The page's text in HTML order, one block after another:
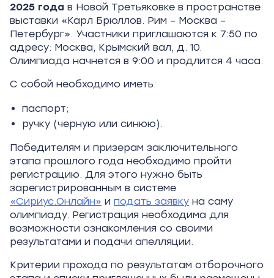
2025 года в Новой Третьяковке в пространстве
выставки «Карл Брюллов. Рим – Москва –
Петербург». Участники приглашаются к 7:50 по
адресу: Москва, Крымский вал, д. 10.
Олимпиада начнется в 9:00 и продлится 4 часа.
С собой необходимо иметь:
паспорт;
ручку (черную или синюю).
Победителям и призерам заключительного
этапа прошлого года необходимо пройти
регистрацию. Для этого нужно быть
зарегистрированным в системе
«Сириус.Онлайн» и подать заявку на саму
олимпиаду. Регистрация необходима для
возможности ознакомления со своими
результатами и подачи апелляции.
Критерии прохода по результатам отборочного